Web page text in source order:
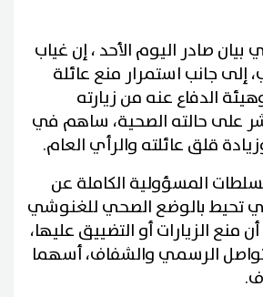
صادر اليوم الأحد ، إن غياب
جانب استمرار منع عائلة
الدفاع عنه من زيارته
على حالته الصحية، ساهم في
قلق عائلته والرأي العام.
المسؤولية الكاملة عن
تحيط بالوضع الصحي للغنوشي
منع الزيارات أو التضييق عليها،
الرسمي والشفاف، أسهما